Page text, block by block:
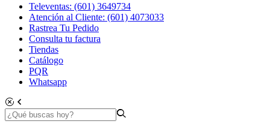
Televentas: (601) 3649734
Atención al Cliente: (601) 4073033
Rastrea Tu Pedido
Consulta tu factura
Tiendas
Catálogo
PQR
Whatsapp